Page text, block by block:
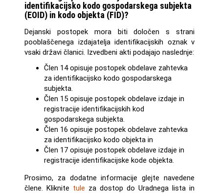
identifikacijsko kodo gospodarskega subjekta
(EOID) in kodo objekta (FID)?
Dejanski postopek mora biti določen s strani
pooblaščenega izdajatelja identifikacijskih oznak v
vsaki državi članici. Izvedbeni akti podajajo naslednje:
Člen 14 opisuje postopek obdelave zahtevka
za identifikacijsko kodo gospodarskega
subjekta.
Člen 15 opisuje postopek obdelave izdaje in
registracije identifikacijskih kod
gospodarskega subjekta.
Člen 16 opisuje postopek obdelave zahtevka
za identifikacijsko kodo objekta in
Člen 17 opisuje postopek obdelave izdaje in
registracije identifikacijske kode objekta.
Prosimo, za dodatne informacije glejte navedene
člene. Kliknite tule za dostop do Uradnega lista in